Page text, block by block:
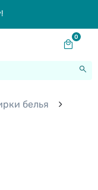
0
белья